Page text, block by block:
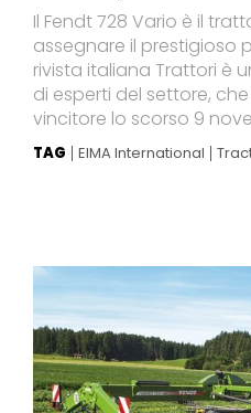
Il Fendt 728 Vario è il
assegnare il prestigioso
rivista italiana Trattori è
di esperti del settore,
vincitore lo scorso 9
TAG EIMA International